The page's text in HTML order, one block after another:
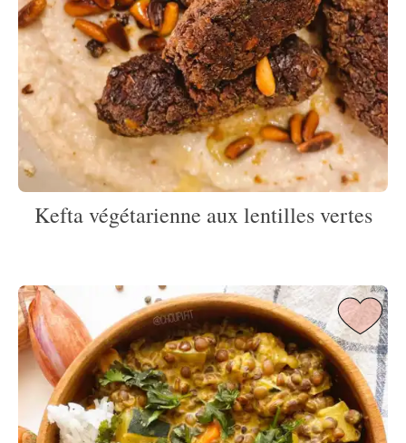
Kefta végétarienne aux lentilles vertes